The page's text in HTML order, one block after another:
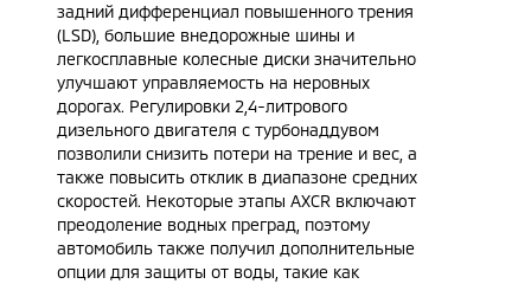
задний дифференциал повышенного трения
(LSD), большие внедорожные шины и
легкосплавные колесные диски значительно
улучшают управляемость на неровных
дорогах. Регулировки 2,4-литрового
дизельного двигателя с турбонаддувом
позволили снизить потери на трение и вес, а
также повысить отклик в диапазоне средних
скоростей. Некоторые этапы AXCR включают
преодоление водных преград, поэтому
автомобиль также получил дополнительные
опции для защиты от воды, такие как